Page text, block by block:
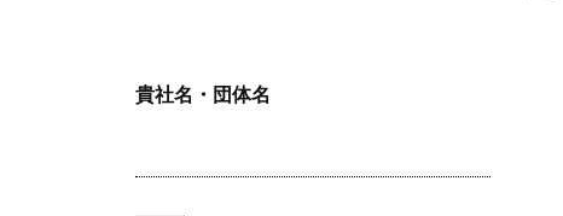
貴社名・団体名